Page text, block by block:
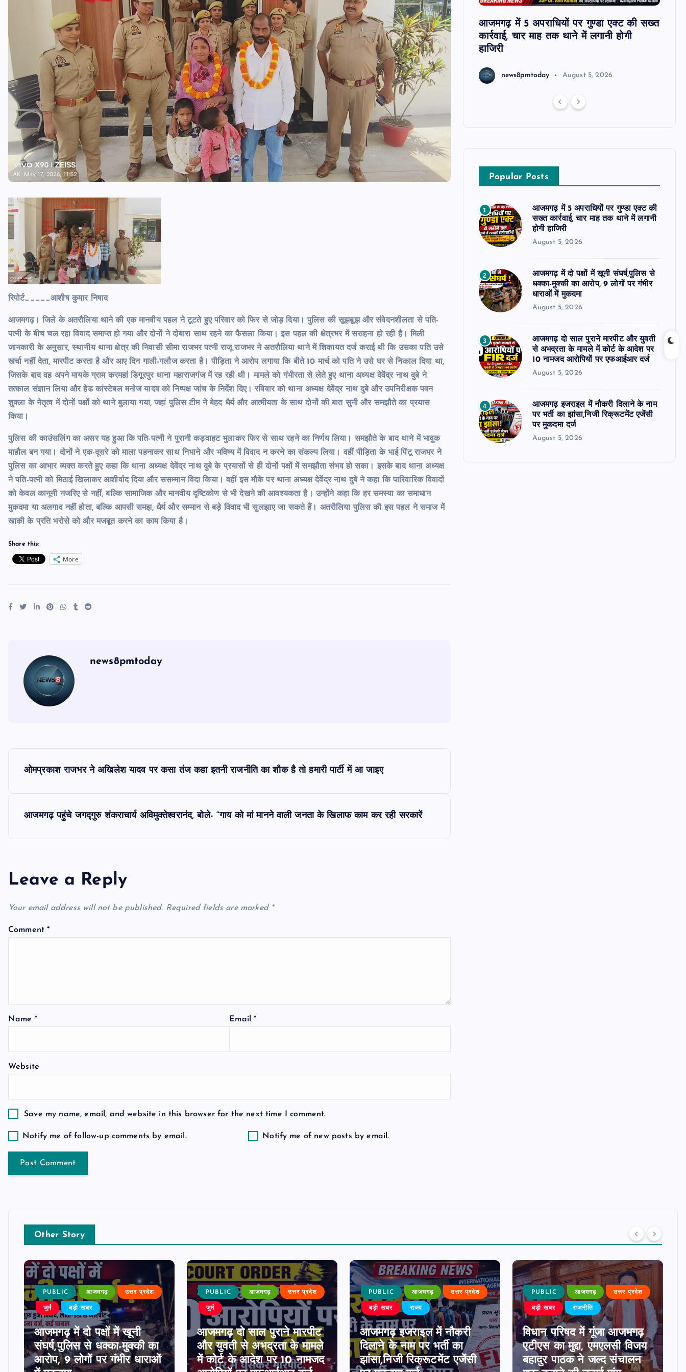
रिपोर्ट_____आशीष कुमार निषाद
आजमगढ़। जिले के अतरौलिया थाने की एक मानवीय पहल ने टूटते हुए परिवार को फिर से जोड़ दिया। पुलिस की सूझबूझ और संवेदनशीलता से पति-
पत्नी के बीच चल रहा विवाद समाप्त हो गया और दोनों ने दोबारा साथ रहने का फैसला किया। इस पहल की क्षेत्रभर में सराहना हो रही है। मिली
जानकारी के अनुसार, स्थानीय थाना क्षेत्र की निवासी सीमा राजभर पत्नी राजू राजभर ने अतरौलिया थाने में शिकायत दर्ज कराई थी कि उसका पति उसे
खर्चा नहीं देता, मारपीट करता है और आए दिन गाली-गलौज करता है। पीड़िता ने आरोप लगाया कि बीते 10 मार्च को पति ने उसे घर से निकाल दिया था,
जिसके बाद वह अपने मायके ग्राम करमहां डिगूरपुर थाना महाराजगंज में रह रही थी। मामले को गंभीरता से लेते हुए थाना अध्यक्ष देवेंद्र नाथ दुबे ने
तत्काल संज्ञान लिया और हेड कांस्टेबल मनोज यादव को निष्पक्ष जांच के निर्देश दिए। रविवार को थाना अध्यक्ष देवेंद्र नाथ दुबे और उपनिरीक्षक पवन
शुक्ला के नेतृत्व में दोनों पक्षों को थाने बुलाया गया, जहां पुलिस टीम ने बेहद धैर्य और आत्मीयता के साथ दोनों की बात सुनी और समझौते का प्रयास
किया।
पुलिस की काउंसलिंग का असर यह हुआ कि पति-पत्नी ने पुरानी कड़वाहट भुलाकर फिर से साथ रहने का निर्णय लिया। समझौते के बाद थाने में भावुक
माहौल बन गया। दोनों ने एक-दूसरे को माला पहनाकर साथ निभाने और भविष्य में विवाद न करने का संकल्प लिया। वहीं पीड़िता के भाई पिंटू राजभर ने
पुलिस का आभार व्यक्त करते हुए कहा कि थाना अध्यक्ष देवेंद्र नाथ दुबे के प्रयासों से ही दोनों पक्षों में समझौता संभव हो सका। इसके बाद थाना अध्यक्ष
ने पति-पत्नी को मिठाई खिलाकर आशीर्वाद दिया और ससम्मान विदा किया। वहीं इस मौके पर थाना अध्यक्ष देवेंद्र नाथ दुबे ने कहा कि पारिवारिक विवादों
को केवल कानूनी नजरिए से नहीं, बल्कि सामाजिक और मानवीय दृष्टिकोण से भी देखने की आवश्यकता है। उन्होंने कहा कि हर समस्या का समाधान
मुकदमा या अलगाव नहीं होता, बल्कि आपसी समझ, धैर्य और सम्मान से बड़े विवाद भी सुलझाए जा सकते हैं। अतरौलिया पुलिस की इस पहल ने समाज में
खाकी के प्रति भरोसे को और मजबूत करने का काम किया है।
Share this:
More
news8pmtoday
n
a
v
a
i
o
n
ओमप्रकाश राजभर ने अखिलेश यादव पर कसा तंज कहा इतनी राजनीति का शौक है तो हमारी पार्टी में आ जाइए
आजमगढ़ पहुंचे जगद्गुरु शंकराचार्य अविमुक्तेश्वरानंद, बोले- “गाय को मां मानने वाली जनता के खिलाफ काम कर रही सरकारें
Leave a Reply
Your email address will not be published. Required fields are marked *
Comment*
Name * Email*
Website
Save my name, email, and website in this browser for the next time I comment.
Notify me of follow-up comments by email. Notify me of new posts by email.
विधान परिषद में गूंजा आजमगढ़ एटीएस का मुद्दा,
एमएलसी विजय बहादुर पाठक ने जल्द संचालन
शुरू कराने की उठाई मांग
news8pmtoday August 5, 2026
आजमगढ़ में 5 अपराधियों पर गुण्डा एक्ट की सख्त
कार्रवाई, चार माह तक थाने में लगानी होगी
हाजिरी
news8pmtoday August 5, 2026
Popular Posts
1
आजमगढ़ में 5 अपराधियों पर गुण्डा एक्ट की
सख्त कार्रवाई, चार माह तक थाने में लगानी
होगी हाजिरी
August 5, 2026
2
आजमगढ़ में दो पक्षों में खूनी संघर्ष,पुलिस से
धक्का-मुक्की का आरोप, 9 लोगों पर गंभीर
धाराओं में मुकदमा
August 5, 2026
3
आजमगढ़ दो साल पुराने मारपीट और युवती
से अभद्रता के मामले में कोर्ट के आदेश पर
10 नामजद आरोपियों पर एफआईआर दर्ज
August 5, 2026
4
आजमगढ़ इजराइल में नौकरी दिलाने के नाम
पर भर्ती का झांसा,निजी रिक्रूटमेंट एजेंसी
पर मुकदमा दर्ज
August 5, 2026
Other Story
PUBLIC आजमगढ़ उत्तर प्रदेश
जुर्म बड़ी खबर
आजमगढ़ में दो पक्षों में खूनी
संघर्ष,पुलिस से धक्का-मुक्की का
आरोप, 9 लोगों पर गंभीर धाराओं
PUBLIC आजमगढ़ उत्तर प्रदेश
जुर्म
आजमगढ़ दो साल पुराने मारपीट
और युवती से अभद्रता के मामले
में कोर्ट के आदेश पर 10 नामजद
PUBLIC आजमगढ़ उत्तर प्रदेश
बड़ी खबर राज्य
आजमगढ़ इजराइल में नौकरी
दिलाने के नाम पर भर्ती का
झांसा,निजी रिक्रूटमेंट एजेंसी
PUBLIC आजमगढ़ उत्तर प्रदेश
बड़ी खबर राजनीति
विधान परिषद में गूंजा आजमगढ़
एटीएस का मुद्दा, एमएलसी विजय
बहादुर पाठक ने जल्द संचालन